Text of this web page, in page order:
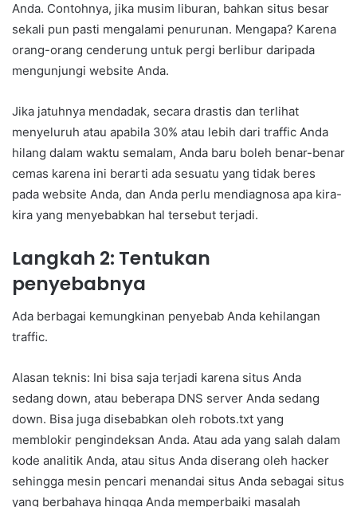
Anda. Contohnya, jika musim liburan, bahkan situs besar
sekali pun pasti mengalami penurunan. Mengapa? Karena
orang-orang cenderung untuk pergi berlibur daripada
mengunjungi website Anda.
Jika jatuhnya mendadak, secara drastis dan terlihat
menyeluruh atau apabila 30% atau lebih dari traffic Anda
hilang dalam waktu semalam, Anda baru boleh benar-benar
cemas karena ini berarti ada sesuatu yang tidak beres
pada website Anda, dan Anda perlu mendiagnosa apa kira-
kira yang menyebabkan hal tersebut terjadi.
Langkah 2: Tentukan
penyebabnya
Ada berbagai kemungkinan penyebab Anda kehilangan
traffic.
Alasan teknis: Ini bisa saja terjadi karena situs Anda
sedang down, atau beberapa DNS server Anda sedang
down. Bisa juga disebabkan oleh robots.txt yang
memblokir pengindeksan Anda. Atau ada yang salah dalam
kode analitik Anda, atau situs Anda diserang oleh hacker
sehingga mesin pencari menandai situs Anda sebagai situs
yang berbahaya hingga Anda memperbaiki masalah